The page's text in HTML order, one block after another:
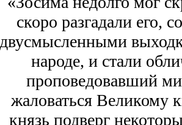
скоро разгадали его,
двусмысленными
народе, и стали
проповедовавший
жаловаться Великому
князь подверг